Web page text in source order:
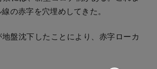
の赤字を穴埋めしてきた。
盤沈下したことにより、赤字ローカ